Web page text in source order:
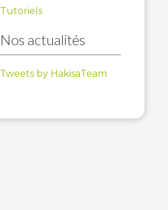
Tutoriels
Nos actualités
Tweets by HakisaTeam